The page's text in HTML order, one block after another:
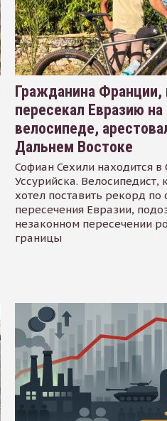
Гражданина Франции,
пересекал Евразию на
велосипеде,
Дальнем Востоке
Софиан Сехили находится
Уссурийска. Велосипедист,
хотел поставить рекорд по
пересечения Евразии,
незаконном пересечении
границы